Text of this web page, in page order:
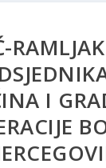
I